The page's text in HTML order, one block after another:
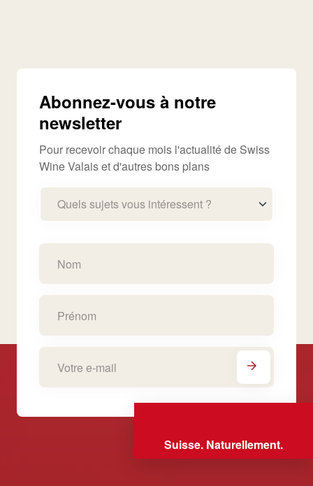
Abonnez-vous à notre
newsletter
Pour recevoir chaque mois l'actualité de Swiss
Wine Valais et d'autres bons plans
Quels sujets vous intéressent ?
Suisse. Naturellement.